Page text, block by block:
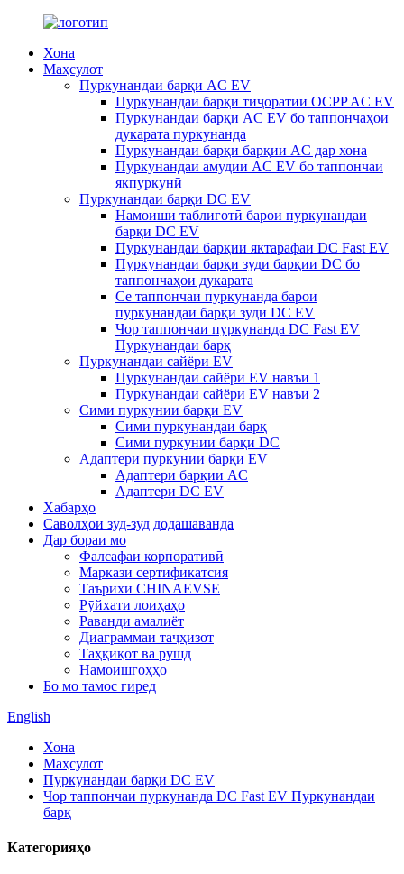
Хона
Маҳсулот
Пуркунандаи барқи AC EV
Пуркунандаи барқи тиҷоратии OCPP AC EV
Пуркунандаи барқи AC EV бо таппончаҳои
дукарата пуркунанда
Пуркунандаи барқи барқии AC дар хона
Пуркунандаи амудии AC EV бо таппончаи
якпуркунӣ
Пуркунандаи барқи DC EV
Намоиши таблиғотӣ барои пуркунандаи
барқи DC EV
Пуркунандаи барқии яктарафаи DC Fast EV
Пуркунандаи барқи зуди барқии DC бо
таппончаҳои дукарата
Се таппончаи пуркунанда барои
пуркунандаи барқи зуди DC EV
Чор таппончаи пуркунанда DC Fast EV
Пуркунандаи барқ
Пуркунандаи сайёри EV
Пуркунандаи сайёри EV навъи 1
Пуркунандаи сайёри EV навъи 2
Сими пуркунии барқи EV
Сими пуркунандаи барқ
Сими пуркунии барқи DC
Адаптери пуркунии барқи EV
Адаптери барқии AC
Адаптери DC EV
Хабарҳо
Саволҳои зуд-зуд додашаванда
Дар бораи мо
Фалсафаи корпоративӣ
Маркази сертификатсия
Таърихи CHINAEVSE
Рӯйхати лоиҳаҳо
Раванди амалиёт
Диаграммаи таҷҳизот
Таҳқиқот ва рушд
Намоишгоҳҳо
Бо мо тамос гиред
English
Хона
Маҳсулот
Пуркунандаи барқи DC EV
Чор таппончаи пуркунанда DC Fast EV Пуркунандаи
барқ
Категорияҳо